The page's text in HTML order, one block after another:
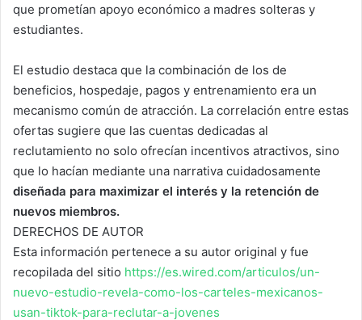
que prometían apoyo económico a madres solteras y
estudiantes.
El estudio destaca que la combinación de los de
beneficios, hospedaje, pagos y entrenamiento era un
mecanismo común de atracción. La correlación entre estas
ofertas sugiere que las cuentas dedicadas al
reclutamiento no solo ofrecían incentivos atractivos, sino
que lo hacían mediante una narrativa cuidadosamente
diseñada para maximizar el interés y la retención de
nuevos miembros.
DERECHOS DE AUTOR
Esta información pertenece a su autor original y fue
recopilada del sitio https://es.wired.com/articulos/un-
nuevo-estudio-revela-como-los-carteles-mexicanos-
usan-tiktok-para-reclutar-a-jovenes